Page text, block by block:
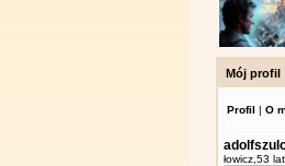
Mój profil
Profil | O
łowicz, 53 lat